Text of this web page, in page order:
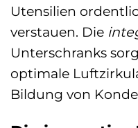
Utensilien
verstauen. Die
Unterschranks
optimale
Bildung von